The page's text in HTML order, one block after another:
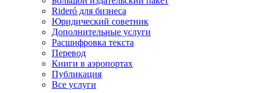
Rideró для бизнеса
Юридический советник
Дополнительные услуги
Расшифровка текста
Перевод
Книги в аэропортах
Публикация
Все услуги